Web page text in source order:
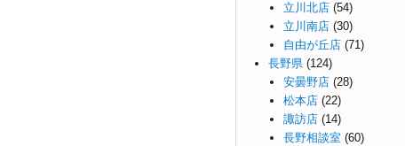
立川北店(54)
立川南店(30)
自由が丘店(71)
長野県 (124)
安曇野店(28)
松本店(22)
諏訪店(14)
長野相談室(60)